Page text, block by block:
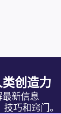
创造力
新信息
巧和窍门。